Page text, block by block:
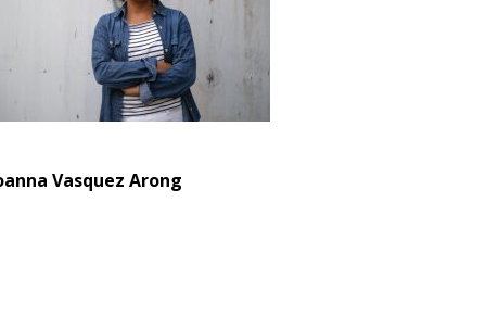
Vasquez Arong